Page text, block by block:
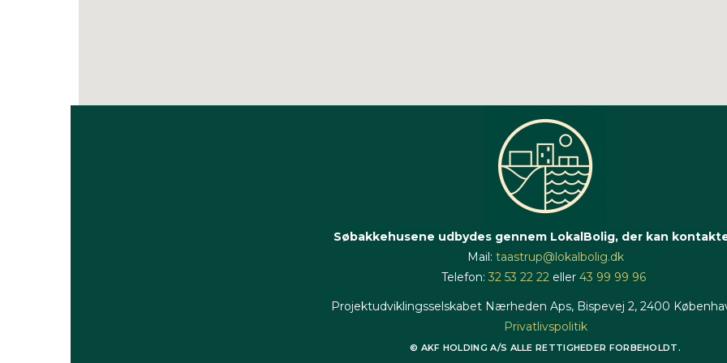
Søbakkehusene udbydes gennem LokalBolig, der kan
Mail: taastrup@lokalbolig.dk
Telefon:32 53 22 22 eller 43 99 99 96
Projektudviklingsselskabet Nærheden Aps, Bispevej 2, 2400
Privatlivspolitik
© AKF HOLDING A/S ALLE RETTIGHEDER FORBEHOLDT.